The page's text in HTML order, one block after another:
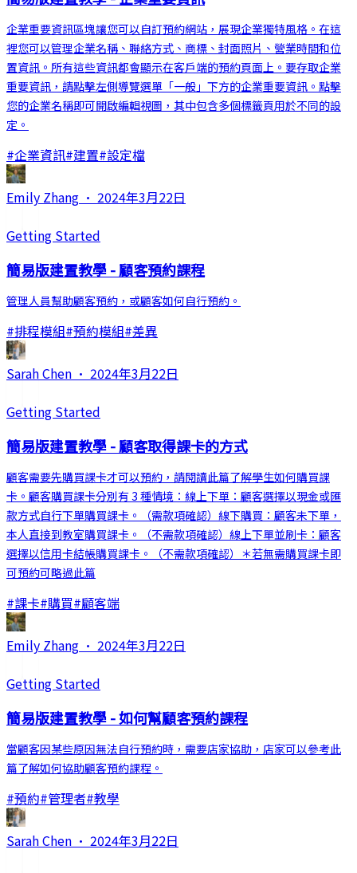
企業重要資訊區塊讓您可以自訂預約網站，展現企業獨特風格。在這
裡您可以管理企業名稱、聯絡方式、商標、封面照片、營業時間和位
置資訊。所有這些資訊都會顯示在客戶端的預約頁面上。要存取企業
重要資訊，請點擊左側導覽選單「一般」下方的企業重要資訊。點擊
您的企業名稱即可開啟編輯視圖，其中包含多個標籤頁用於不同的設
定。
#企業資訊#建置#設定檔
Emily Zhang · 2024年3月22日
Getting Started
簡易版建置教學 - 顧客預約課程
管理人員幫助顧客預約，或顧客如何自行預約。
#排程模組#預約模組#差異
Sarah Chen · 2024年3月22日
Getting Started
簡易版建置教學 - 顧客取得課卡的方式
顧客需要先購買課卡才可以預約，請閱讀此篇了解學生如何購買課
卡。顧客購買課卡分別有 3 種情境：線上下單：顧客選擇以現金或匯
款方式自行下單購買課卡。（需款項確認）線下購買：顧客未下單，
本人直接到教室購買課卡。（不需款項確認）線上下單並刷卡：顧客
選擇以信用卡結帳購買課卡。（不需款項確認）＊若無需購買課卡即
可預約可略過此篇
#課卡#購買#顧客端
Emily Zhang · 2024年3月22日
Getting Started
簡易版建置教學 - 如何幫顧客預約課程
當顧客因某些原因無法自行預約時，需要店家協助，店家可以參考此
篇了解如何協助顧客預約課程。
#預約#管理者#教學
Sarah Chen · 2024年3月22日